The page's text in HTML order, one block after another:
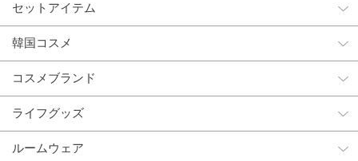
セットアイテム
韓国コスメ
コスメブランド
ライフグッズ
ルームウェア